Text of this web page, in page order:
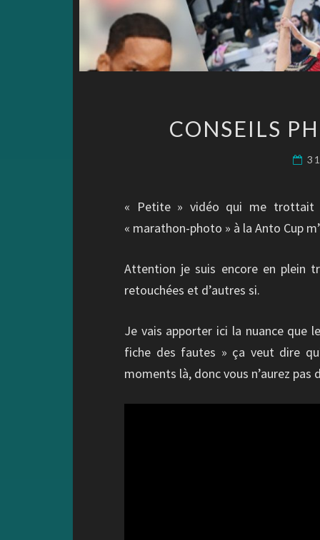
CONSEILS
« Petite » vidéo qui me trottait
« marathon-photo » à la Anto Cup
Attention je suis encore en plein
retouchées et d’autres si.
Je vais apporter ici la nuance que
fiche des fautes » ça veut dire
moments là, donc vous n’aurez